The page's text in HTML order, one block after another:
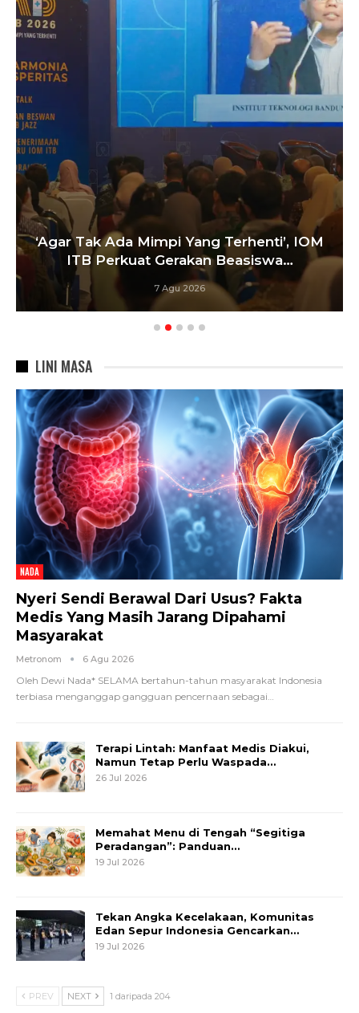
Satukan Siswa Dari Berbagai Sekolah,
Pelatih Paskibraka Bandung Fokus
Bangun…
6 Agu 2026
LINI MASA
NADA
Nyeri Sendi Berawal Dari Usus? Fakta
Medis Yang Masih Jarang Dipahami
Masyarakat
Metronom 6 Agu 2026
Oleh Dewi Nada* SELAMA bertahun-tahun masyarakat Indonesia
terbiasa menganggap gangguan pencernaan sebagai
Terapi Lintah: Manfaat Medis Diakui,
Namun Tetap Perlu Waspada…
26 Jul 2026
Memahat Menu di Tengah “Segitiga
Peradangan”: Panduan…
19 Jul 2026
Tekan Angka Kecelakaan, Komunitas
Edan Sepur Indonesia Gencarkan…
19 Jul 2026
PREV NEXT 1 daripada 204